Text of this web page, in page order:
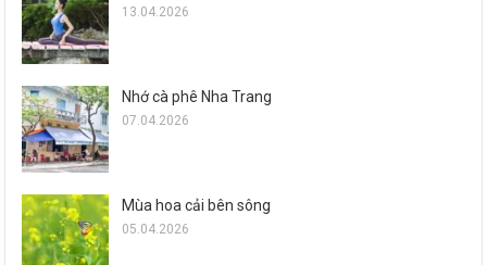
13.04.2026
Nhớ cà phê Nha Trang
07.04.2026
Mùa hoa cải bên sông
05.04.2026